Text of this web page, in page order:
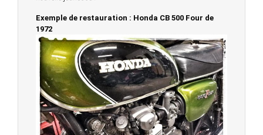
Exemple de restauration : Honda CB 500 Four de
1972
© 2023 -Chambourcy Motos 78 - 7bis chemin de la
Forêt - 78240 - Chambourcy -
Garage Motos et Scooters depuis 20 ans à votre
service entre Saint Germain en Laye et Poissy